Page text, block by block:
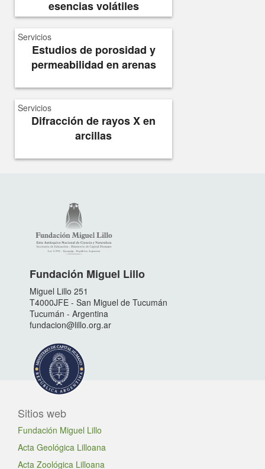
esencias volátiles
Servicios
Estudios de porosidad y
permeabilidad en arenas
Servicios
Difracción de rayos X en
arcillas
Fundación Miguel Lillo
Miguel Lillo 251
T4000JFE - San Miguel de Tucumán
Tucumán - Argentina
fundacion@lillo.org.ar
Sitios web
Fundación Miguel Lillo
Acta Geológica Lilloana
Acta Zoológica Lilloana